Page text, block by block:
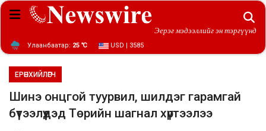
Эерэг мэдээллийг эн тэргүүнд
Улаанбаатар: 25 ℃ USD | 3585
ЕРӨНХИЙЛӨГЧ
Шинэ онцгой туурвил, шилдэг гарамгай
бүтээлүүдэд Төрийн шагнал хүртээлээ